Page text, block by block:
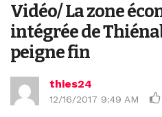
Vidéo/ La zone
intégrée de
peigne fin
thies24
12/16/2017 9:49 AM